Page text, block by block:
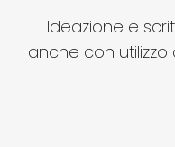
Ideazione e
anche con utilizzo